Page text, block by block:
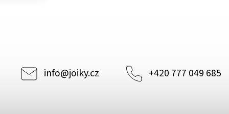
info@joiky.cz +420 777 049 685